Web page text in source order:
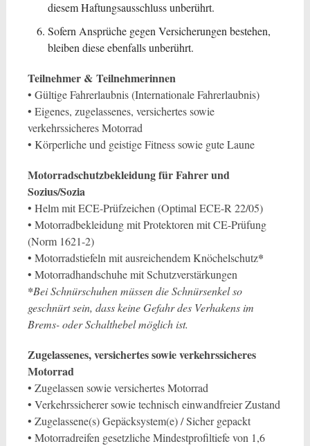
diesem Haftungsausschluss unberührt.
Sofern Ansprüche gegen Versicherungen bestehen,
bleiben diese ebenfalls unberührt.
Teilnehmer & Teilnehmerinnen
• Gültige Fahrerlaubnis (Internationale Fahrerlaubnis)
• Eigenes, zugelassenes, versichertes sowie
verkehrssicheres Motorrad
• Körperliche und geistige Fitness sowie gute Laune
Motorradschutzbekleidung für Fahrer und
Sozius/Sozia
• Helm mit ECE-Prüfzeichen (Optimal ECE-R 22/05)
• Motorradbekleidung mit Protektoren mit CE-Prüfung
(Norm 1621-2)
• Motorradstiefeln mit ausreichendem Knöchelschutz*
• Motorradhandschuhe mit Schutzverstärkungen
*Bei Schnürschuhen müssen die Schnürsenkel so
geschnürt sein, dass keine Gefahr des Verhakens im
Brems- oder Schalthebel möglich ist.
Zugelassenes, versichertes sowie verkehrssicheres
Motorrad
• Zugelassen sowie versichertes Motorrad
• Verkehrssicherer sowie technisch einwandfreier Zustand
• Zugelassene(s) Gepäcksystem(e) / Sicher gepackt
• Motorradreifen gesetzliche Mindestprofiltiefe von 1,6